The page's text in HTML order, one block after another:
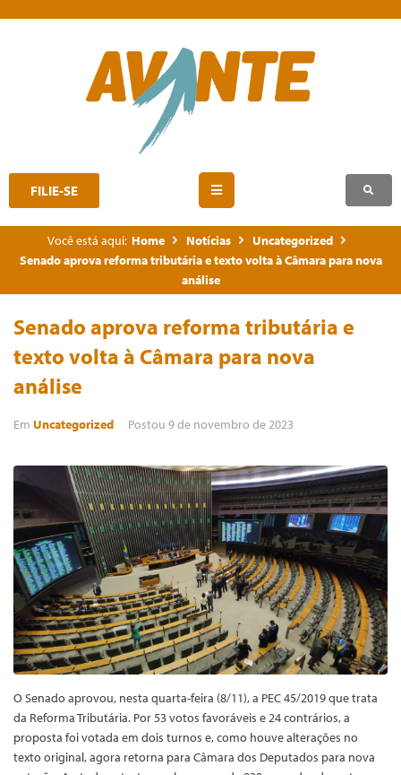
FILIE-SE
Você está aqui: Home Notícias
Uncategorized
Senado aprova reforma tributária e texto volta à Câmara para nova
análise
Senado aprova reforma tributária e
texto volta à Câmara para nova
análise
Em Uncategorized Postou 9 de novembro de 2023
O Senado aprovou, nesta quarta-feira (8/11), a PEC 45/2019 que trata
da Reforma Tributária. Por 53 votos favoráveis e 24 contrários, a
proposta foi votada em dois turnos e, como houve alterações no
texto original, agora retorna para Câmara dos Deputados para nova